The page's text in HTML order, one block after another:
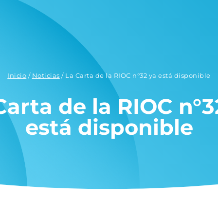
Inicio / Noticias / La Carta de la RIOC n°32 ya está disponible
de la RIOC
está disponible